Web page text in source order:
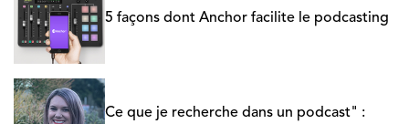
5 façons dont Anchor facilite le podcasting
Ce que je recherche dans un podcast" :